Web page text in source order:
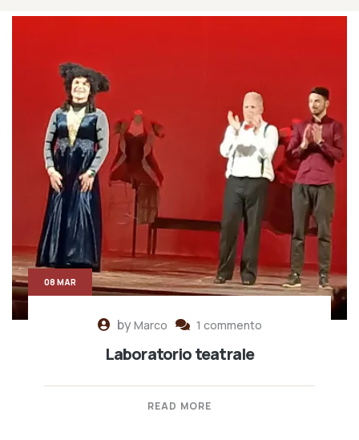
byMarco 1 commento
Laboratorio teatrale
READ MORE
08 MAR